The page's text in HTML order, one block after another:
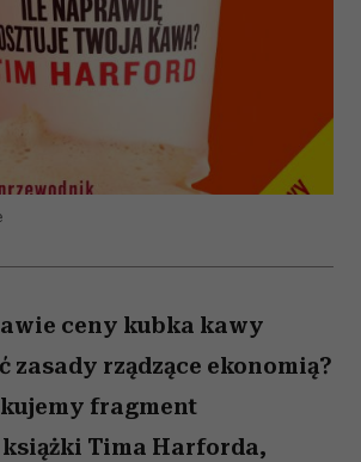
ceny kubka kawy
zasady rządzące ekonomią?
fragment
Tima Harforda,